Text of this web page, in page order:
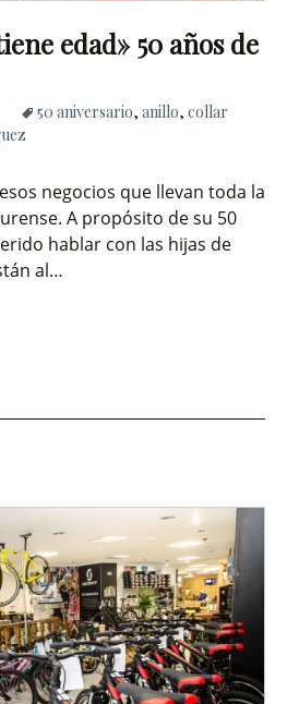
edad» 50 años de
50 aniversario, anillo, collar
negocios que llevan toda la
A propósito de su 50
hablar con las hijas de
al…